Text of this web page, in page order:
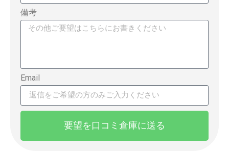
備考
Email
要望を口コミ倉庫に送る